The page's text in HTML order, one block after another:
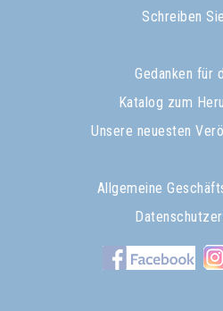
Schreiben
Gedanken für
Katalog zum
Unsere neuesten
Allgemeine